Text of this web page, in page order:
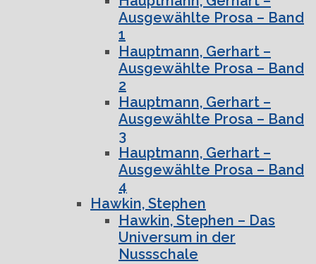
Ausgewählte Prosa – Band
1
Hauptmann, Gerhart –
Ausgewählte Prosa – Band
2
Hauptmann, Gerhart –
Ausgewählte Prosa – Band
3
Hauptmann, Gerhart –
Ausgewählte Prosa – Band
4
Hawkin, Stephen
Hawkin, Stephen – Das
Universum in der
Nussschale